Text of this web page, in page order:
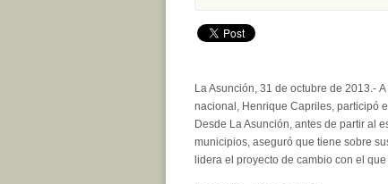
La Asunción, 31 de octubre de 2013.-
nacional, Henrique Capriles, participó
Desde La Asunción, antes de partir al
municipios, aseguró que tiene sobre
lidera el proyecto de cambio con el